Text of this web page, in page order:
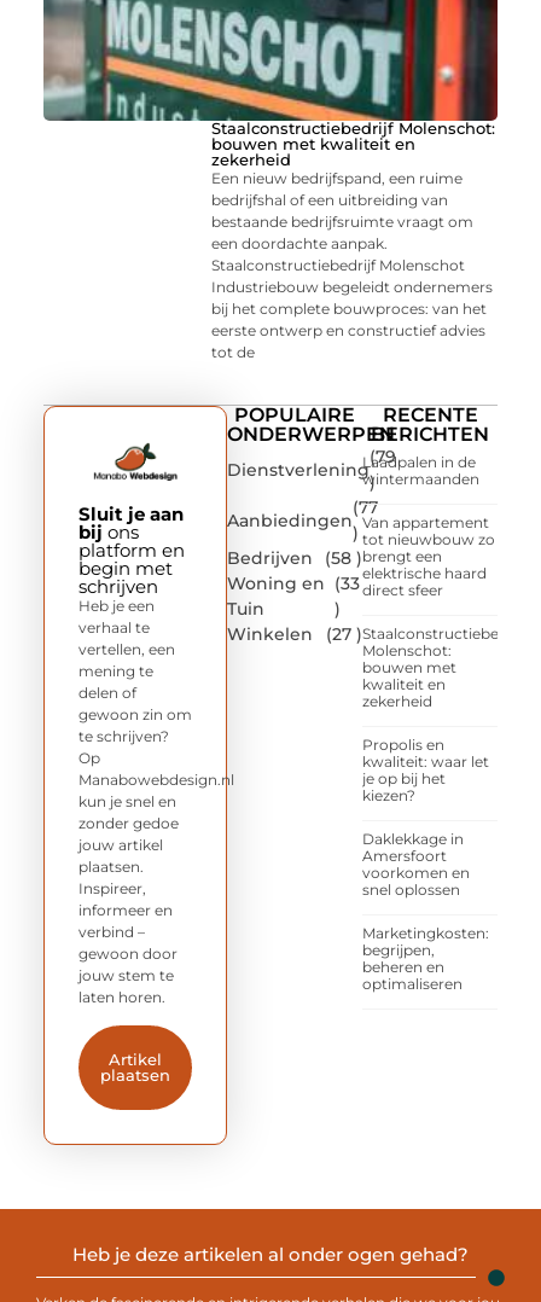
Staalconstructiebedrijf Molenschot:
bouwen met kwaliteit en
zekerheid
Een nieuw bedrijfspand, een ruime
bedrijfshal of een uitbreiding van
bestaande bedrijfsruimte vraagt om
een doordachte aanpak.
Staalconstructiebedrijf Molenschot
Industriebouw begeleidt ondernemers
bij het complete bouwproces: van het
eerste ontwerp en constructief advies
tot de
POPULAIRE
ONDERWERPEN
Dienstverlening
(79
)
Aanbiedingen
(77
)
Bedrijven
(58 )
Woning en
Tuin
(33
)
Winkelen
(27 )
RECENTE
BERICHTEN
Laadpalen in de
wintermaanden
Van appartement
tot nieuwbouw zo
brengt een
elektrische haard
direct sfeer
Staalconstructiebedrijf
Molenschot:
bouwen met
kwaliteit en
zekerheid
Propolis en
kwaliteit: waar let
je op bij het
kiezen?
Daklekkage in
Amersfoort
voorkomen en
snel oplossen
Marketingkosten:
begrijpen,
beheren en
optimaliseren
Sluit je aan
bij ons
platform en
begin met
schrijven
Heb je een
verhaal te
vertellen, een
mening te
delen of
gewoon zin om
te schrijven?
Op
Manabowebdesign.nl
kun je snel en
zonder gedoe
jouw artikel
plaatsen.
Inspireer,
informeer en
verbind –
gewoon door
jouw stem te
laten horen.
Artikel
plaatsen
Heb je deze artikelen al onder ogen gehad?